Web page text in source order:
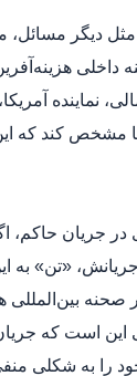
دیگر مسائل،
داخلی
نماینده
تا مشخص کند که
جریان حاکم،
«تن» به
صحنه بین‌المللی
است که جریان
را به شکلی